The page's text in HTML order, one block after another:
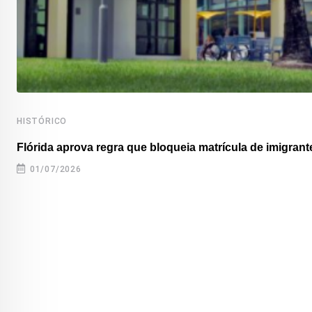
HISTÓRICO
Flórida aprova regra que bloqueia matrícula de
01/07/2026